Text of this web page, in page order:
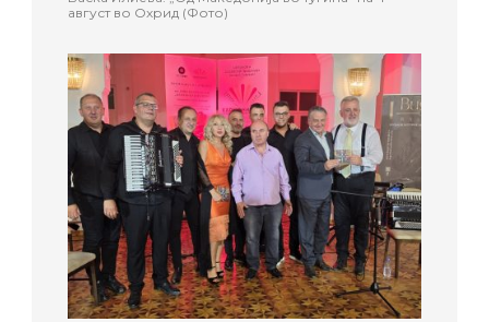
август во Охрид (Фото)